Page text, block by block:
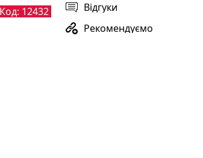
Відгуки
Рекомендуємо
Код: 12432